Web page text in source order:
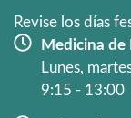
Revise los días
Medicina de
Lunes,
9:15 - 13:00